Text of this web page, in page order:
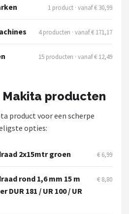
1 product · vanaf € 30,99
4 producten · vanaf € 171,17
15 producten · vanaf € 12,49
producten
product voor een scherpe
opties:
2x15mtr groen € 6,99
rond 1,6 mm 15 m
181 / UR 100 / UR
€ 8,80